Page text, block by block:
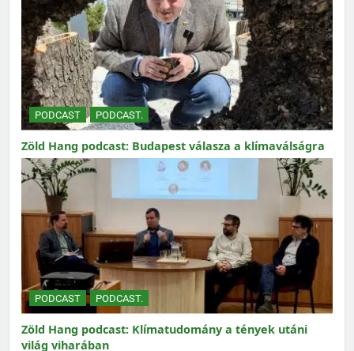
PODCAST PODCAST.
Zöld Hang podcast: Budapest válasza a klímaválságra
PODCAST PODCAST.
Zöld Hang podcast: Klímatudomány a tények utáni
világ viharában